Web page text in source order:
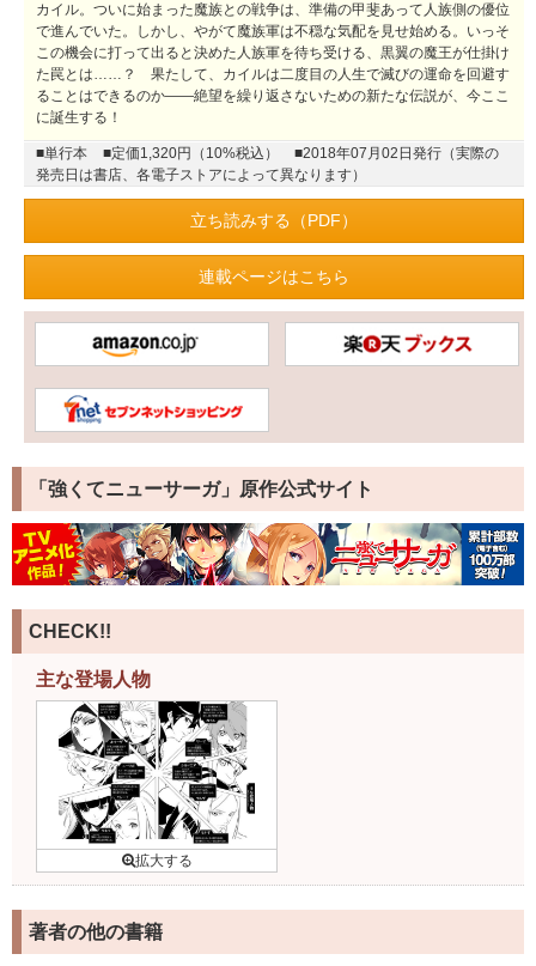
カイル。ついに始まった魔族との戦争は、準備の甲斐あって人族側の優位
で進んでいた。しかし、やがて魔族軍は不穏な気配を見せ始める。いっそ
この機会に打って出ると決めた人族軍を待ち受ける、黒翼の魔王が仕掛け
た罠とは……？ 果たして、カイルは二度目の人生で滅びの運命を回避す
ることはできるのか――絶望を繰り返さないための新たな伝説が、今ここ
に誕生する！
■単行本 ■定価1,320円（10%税込）
■2018年07月02日発行（実際の
発売日は書店、各電子ストアによって異なります）
立ち読みする（PDF）
連載ページはこちら
「強くてニューサーガ」原作公式サイト
CHECK!!
主な登場人物
著者の他の書籍